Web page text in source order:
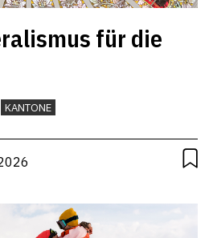
für die
KANTONE